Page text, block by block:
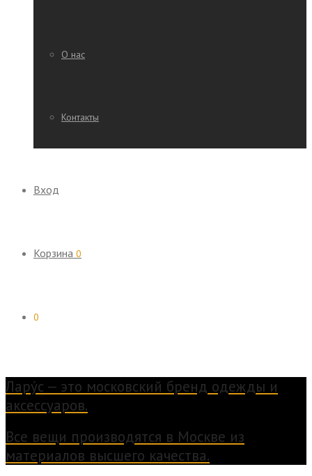
О нас
Контакты
Вход
Корзина 0
0
Лару́с — это московский бренд одежды и
аксессуаров.
Все вещи производятся в Москве из
материалов высшего качества.